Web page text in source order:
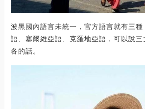
波黑國內語言未統一，官方語言就有三種
語、塞爾維亞語、克羅地亞語，可以說
各的話。